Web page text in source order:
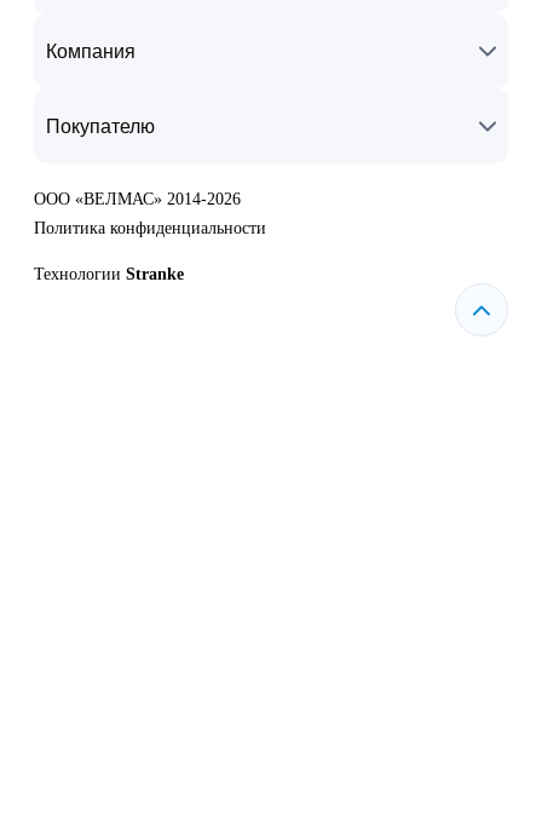
Компания
Покупателю
ООО «ВЕЛМАС» 2014-2026
Политика конфиденциальности
Технологии Stranke